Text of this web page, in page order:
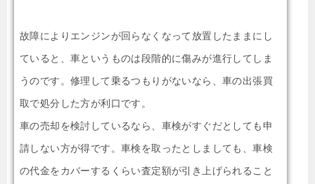
故障によりエンジンが回らなくなって放置したままにし
ていると、車というものは段階的に傷みが進行してしま
うのです。修理して乗るつもりがないなら、車の出張買
取で処分した方が利口です。
車の売却を検討しているなら、車検がすぐだとしても申
請しない方が得です。車検を取ったとしましても、車検
の代金をカバーするくらい査定額が引き上げられること